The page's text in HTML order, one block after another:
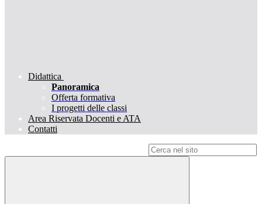
Didattica
Panoramica
Offerta formativa
I progetti delle classi
Area Riservata Docenti e ATA
Contatti